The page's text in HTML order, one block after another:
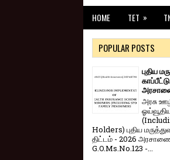
HOME TET »
POPULAR POSTS
புதிய
அரசு
Holders) புதிய
திட்டம் - 2026
G.O.Ms.No.123 -...